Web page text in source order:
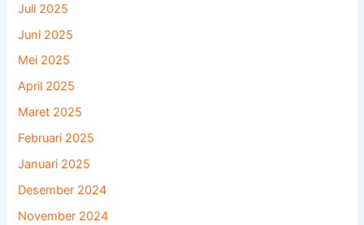
Juli 2025
Juni 2025
Mei 2025
April 2025
Maret 2025
Februari 2025
Januari 2025
Desember 2024
November 2024